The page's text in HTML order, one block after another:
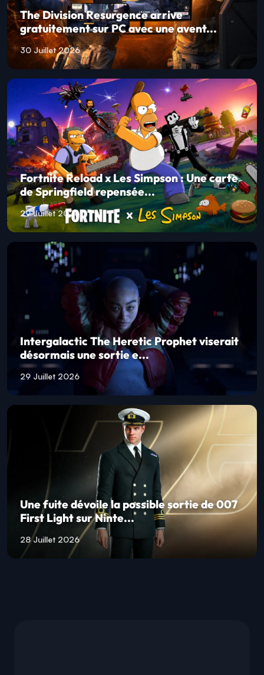
The Division Resurgence arrive
gratuitement sur PC avec une avent...
30 Juillet 2026
Fortnite Reload x Les Simpson : Une carte
de Springfield repensée...
29 Juillet 2026
Intergalactic The Heretic Prophet viserait
désormais une sortie e...
29 Juillet 2026
Une fuite dévoile la possible sortie de 007
First Light sur Ninte...
28 Juillet 2026